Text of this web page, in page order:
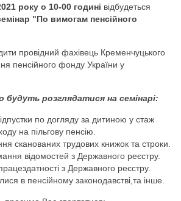
року о 10-00 годині відбудеться
"По вимогам пенсійного
провідний фахівець Кременчуцького
пенсійного фонду України у
будуть розглядатися на семінарі:
по догляду за дитиною у стаж
на пільгову пенсію.
сканованих трудових книжок та строки.
відомостей з Державного реєстру.
з Державного реєстру.
в пенсійному законодавстві,та інше.